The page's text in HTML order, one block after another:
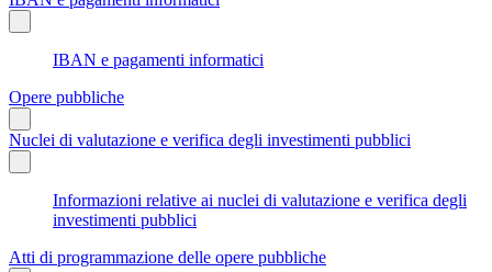
IBAN e pagamenti informatici
Opere pubbliche
Nuclei di valutazione e verifica degli investimenti pubblici
Informazioni relative ai nuclei di valutazione e verifica degli
investimenti pubblici
Atti di programmazione delle opere pubbliche